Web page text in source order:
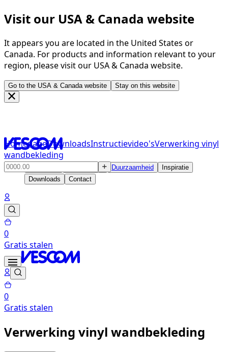
Visit our USA & Canada website
It appears you are located in the United States or
Canada. For products and information relevant to your
region, please visit our USA & Canada website.
Go to the USA & Canada website Stay on this website
HomepageDownloadsInstructievideo'sVerwerking vinyl
wandbekleding
Producten Oplossingen Duurzaamheid
Inspiratie
Downloads
Contact
0
Gratis stalen
0
Gratis stalen
Verwerking vinyl wandbekleding